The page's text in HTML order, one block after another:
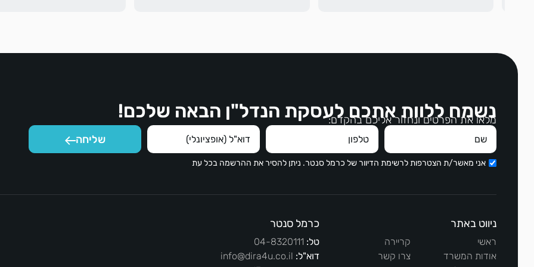
נשמח ללוות אתכם לעסקת הנדל"ן הבאה שלכם!
מלאו את הפרטים ונחזור אליכם בהקדם:
אני מאשר/ת הצטרפות לרשימת הדיוור של כרמל סנטר. ניתן להסיר את ההרשמה בכל עת
שליחה
ניווט באתר
ראשי
אודות המשרד
קריירה
צרו קשר
כרמל סנטר
טל: 04-8320111
דוא"ל: info@dira4u.co.il